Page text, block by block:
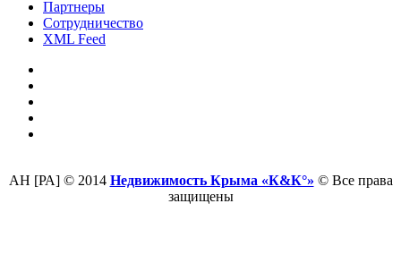
Партнеры
Сотрудничество
XML Feed
АН [РА] © 2014 Недвижимость Крыма «К&К°» © Все права
защищены